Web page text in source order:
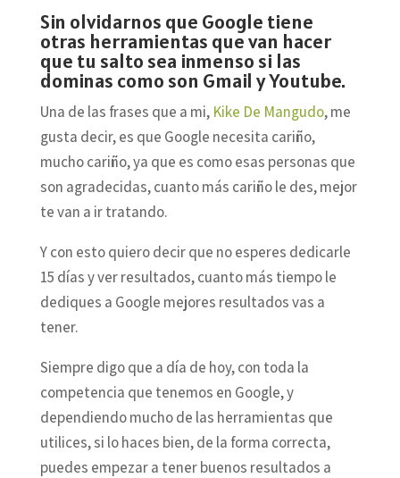
Sin olvidarnos que Google tiene
otras herramientas que van hacer
que tu salto sea inmenso si las
dominas como son Gmail y Youtube.
Una de las frases que a mi, Kike De Mangudo, me
gusta decir, es que Google necesita cariño,
mucho cariño, ya que es como esas personas que
son agradecidas, cuanto más cariño le des, mejor
te van a ir tratando.
Y con esto quiero decir que no esperes dedicarle
15 días y ver resultados, cuanto más tiempo le
dediques a Google mejores resultados vas a
tener.
Siempre digo que a día de hoy, con toda la
competencia que tenemos en Google, y
dependiendo mucho de las herramientas que
utilices, si lo haces bien, de la forma correcta,
puedes empezar a tener buenos resultados a